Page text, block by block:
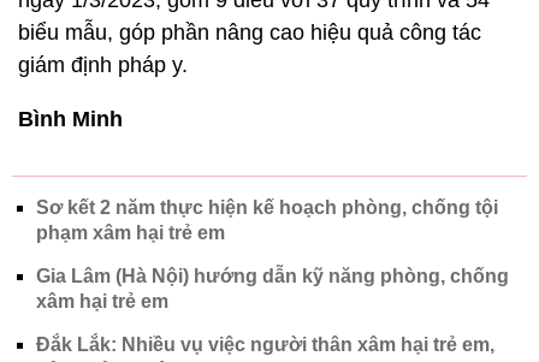
biểu mẫu, góp phần nâng cao hiệu quả công tác
giám định pháp y.
Bình Minh
Sơ kết 2 năm thực hiện kế hoạch phòng, chống tội
phạm xâm hại trẻ em
Gia Lâm (Hà Nội) hướng dẫn kỹ năng phòng, chống
xâm hại trẻ em
Đắk Lắk: Nhiều vụ việc người thân xâm hại trẻ em,